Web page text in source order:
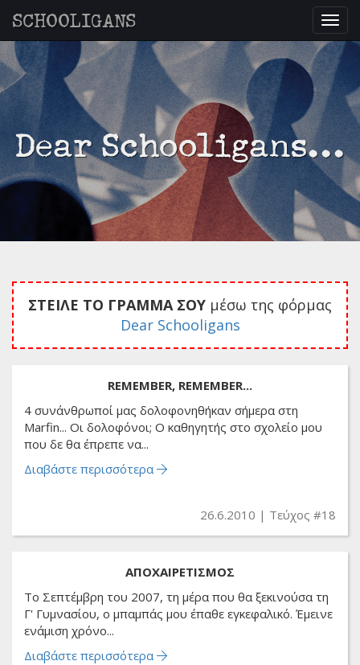
SCHOOLIGANS
Dear Schooligans...
ΣΤΕΙΛΕ ΤΟ ΓΡΑΜΜΑ ΣΟΥ μέσω της φόρμας
Dear Schooligans
REMEMBER, REMEMBER...
4 συνάνθρωποί μας δολοφονηθήκαν σήμερα στη
Marfin... Οι δολοφόνοι; Ο καθηγητής στο σχολείο μου
που δε θα έπρεπε να...
Διαβάστε περισσότερα
26.6.2010 Τεύχος #18
ΑΠΟΧΑΙΡΕΤΙΣΜΟΣ
Το Σεπτέμβρη του 2007, τη μέρα που θα ξεκινούσα τη
Γ' Γυμνασίου, ο μπαμπάς μου έπαθε εγκεφαλικό. Έμεινε
ενάμιση χρόνο...
Διαβάστε περισσότερα